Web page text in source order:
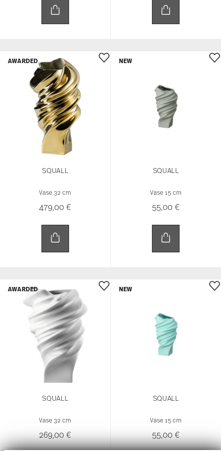
SQUALL
Vase 32 cm
479,00 €
AWARDED
SQUALL
Vase 15 cm
55,00 €
NEW
SQUALL
Vase 32 cm
269,00 €
AWARDED
SQUALL
Vase 15 cm
55,00 €
NEW